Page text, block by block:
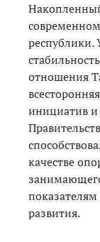
республики.
отношения
инициатив
качестве
развития.